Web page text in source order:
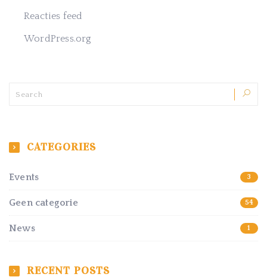
Reacties feed
WordPress.org
CATEGORIES
Events 3
Geen categorie 54
News 1
RECENT POSTS